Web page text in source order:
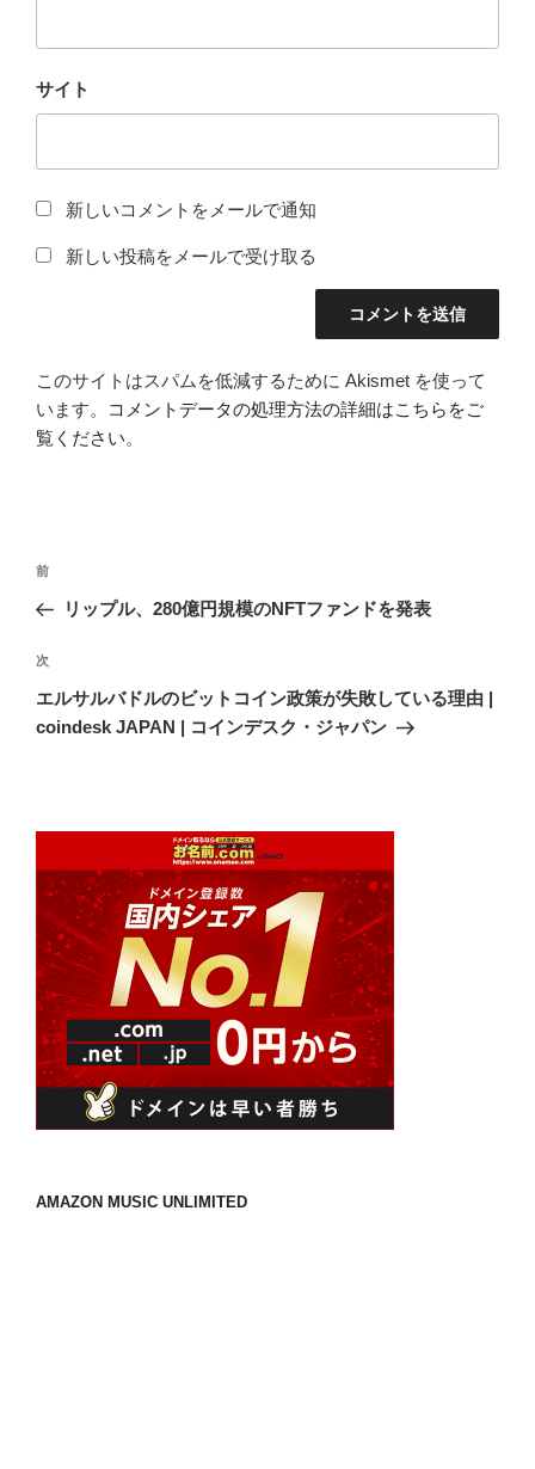
サイト
新しいコメントをメールで通知
新しい投稿をメールで受け取る
このサイトはスパムを低減するために Akismet を使って
います。
コメントデータの処理方法の詳細はこちらをご
覧ください。
投
ナ
ビ
ゲ
ー
ン
前
の
稿
前
リップル、280億円規模のNFTファンドを発表
次
の
投
次
エルサルバドルのビットコイン政策が失敗している理由 |
coindesk JAPAN | コインデスク・ジャパン
AMAZON MUSIC UNLIMITED